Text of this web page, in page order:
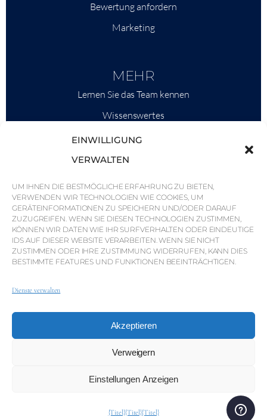
EINWILLIGUNG
VERWALTEN
UM IHNEN DIE BESTMÖGLICHE ERFAHRUNG ZU BIETEN,
VERWENDEN WIR TECHNOLOGIEN WIE COOKIES, UM
GERÄTEINFORMATIONEN ZU SPEICHERN UND/ODER DARAUF
ZUZUGREIFEN. WENN SIE DIESEN TECHNOLOGIEN ZUSTIMMEN,
KÖNNEN WIR DATEN WIE IHR SURFVERHALTEN ODER EINDEUTIGE
IDS AUF DIESER WEBSITE VERARBEITEN. WENN SIE NICHT
ZUSTIMMEN ODER IHRE ZUSTIMMUNG WIDERRUFEN, KANN DIES
BESTIMMTE FEATURES UND FUNKTIONEN BEEINTRÄCHTIGEN.
Dienste verwalten
Akzeptieren
Verweigern
Einstellungen Anzeigen
{Titel}{Titel}{Titel}
Bewertung anfordern
Marketing
MEHR
Lernen Sie das Team kennen
Wissenswertes
Savills
Marktinformationen
Nachrichten & Veranstaltungen
Karten der Region
Gemeinschaft
Karriere
Alle Rechte vorbehalten 2026.
DatenschutzerklärungImpressumAGB
Whistleblowing-Kanal
© QP Savills – Mills & Mills Lda. Alle Rechte vorbehalten.